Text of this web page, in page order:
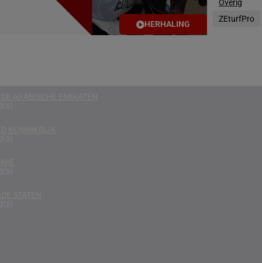
ARABISCHE EMIRATEN
KONINKRIJK
STATEN
HERHALING
Overig
ZEturfPro